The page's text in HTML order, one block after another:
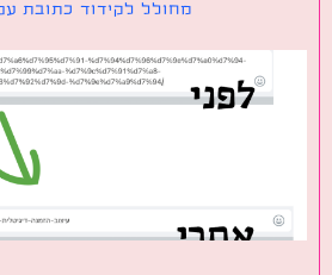
מחולל לקידוד כתובת עם